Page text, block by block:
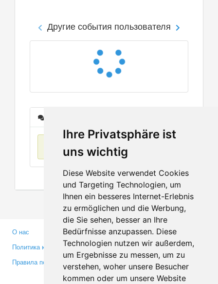
Ihre Privatsphäre ist
uns wichtig
Diese Website verwendet Cookies
und Targeting Technologien, um
Ihnen ein besseres Internet-Erlebnis
zu ermöglichen und die Werbung,
die Sie sehen, besser an Ihre
Bedürfnisse anzupassen. Diese
Technologien nutzen wir außerdem,
um Ergebnisse zu messen, um zu
verstehen, woher unsere Besucher
kommen oder um unsere Website
Другие события пользователя
О нас
Политика конфиденциальности
Правила пользования
Партнерам
Инвесторам
Медиа